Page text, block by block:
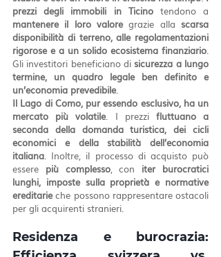
prezzi degli immobili in Ticino
mantenere il loro valore grazie alla scarsa
disponibilità di terreno, alle regolamentazioni
rigorose e a un solido ecosistema finanziario.
Gli investitori beneficiano di sicurezza a lungo
termine, un quadro legale ben definito e
un’economia prevedibile.
Il Lago di Como, pur essendo esclusivo, ha un
mercato più volatile. I prezzi fluttuano a
seconda della domanda turistica, dei cicli
economici e della stabilità dell’economia
italiana. Inoltre, il processo di acquisto può
essere più complesso, con iter burocratici
lunghi, imposte sulla proprietà e normative
ereditarie che possono rappresentare ostacoli
per gli acquirenti stranieri.
Residenza e burocrazia: